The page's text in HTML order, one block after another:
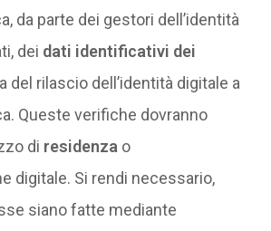
da parte dei gestori dell’identità
dei dati identificativi dei
del rilascio dell’identità digitale a
Queste verifiche dovranno
di residenza o
digitale. Si rendi necessario,
siano fatte mediante